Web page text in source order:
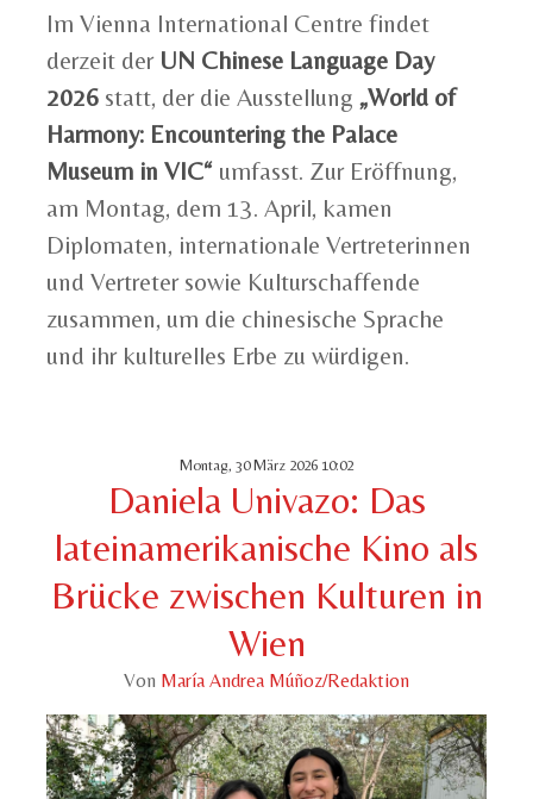
Im Vienna International Centre findet
derzeit der UN Chinese Language Day
2026 statt, der die Ausstellung „World of
Harmony: Encountering the Palace
Museum in VIC“ umfasst. Zur Eröffnung,
am Montag, dem 13. April, kamen
Diplomaten, internationale Vertreterinnen
und Vertreter sowie Kulturschaffende
zusammen, um die chinesische Sprache
und ihr kulturelles Erbe zu würdigen.
Montag, 30 März 2026 10:02
Daniela Univazo: Das
lateinamerikanische Kino als
Brücke zwischen Kulturen in
Wien
Von María Andrea Múñoz/Redaktion